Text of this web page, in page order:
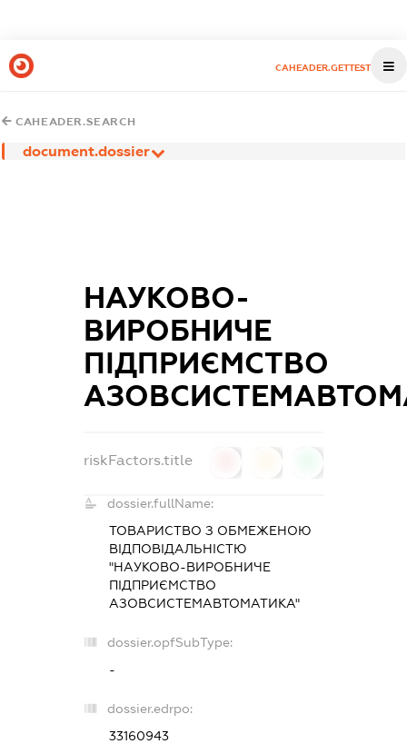
CAHEADER.GETTEST
CAHEADER.SEARCH
document.dossier
НАУКОВО-
ВИРОБНИЧЕ
ПІДПРИЄМСТВО
riskFactors.title
dossier.fullName:
ТОВАРИСТВО З ОБМЕЖЕНОЮ
ВІДПОВІДАЛЬНІСТЮ
"НАУКОВО-ВИРОБНИЧЕ
ПІДПРИЄМСТВО
АЗОВСИСТЕМАВТОМАТИКА"
dossier.opfSubType:
-
dossier.edrpo:
33160943